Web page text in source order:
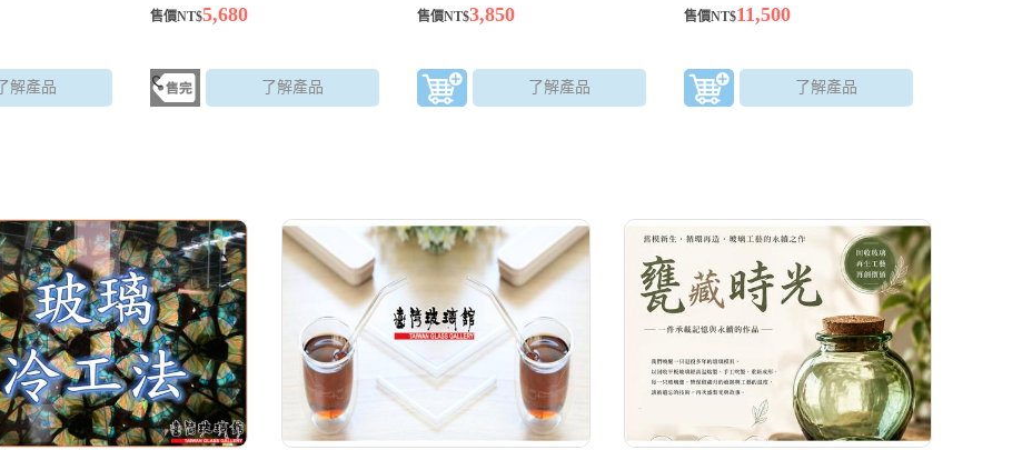
了解產品
>谐音相同，象徵百財盡入袋，適合
售價NT$5,680
了解產品
外，由於牛的諧音與「扭轉乾坤」
的吉祥話，因此在此句吉祥話的聯
結下，牛也隱含著「轉運」之意
售價NT$3,850
了解產品
蘆，平日掛在家中，寓意也非常好
售價NT$11,500
了解產品